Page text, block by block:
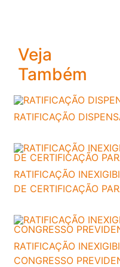
Veja
Também
RATIFICAÇÃO
RATIFICAÇÃO
DE CERTIFICAÇÃO
RATIFICAÇÃO
CONGRESSO